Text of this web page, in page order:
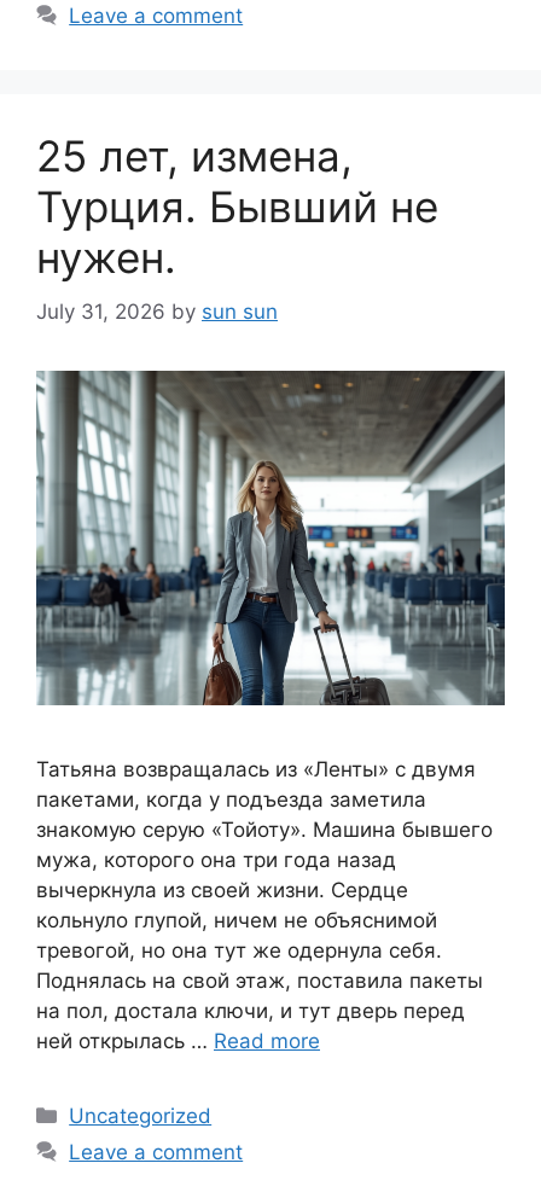
Leave a comment
25 лет, измена,
Турция. Бывший не
нужен.
July 31, 2026 by sun sun
Татьяна возвращалась из «Ленты» с двумя
пакетами, когда у подъезда заметила
знакомую серую «Тойоту». Машина бывшего
мужа, которого она три года назад
вычеркнула из своей жизни. Сердце
кольнуло глупой, ничем не объяснимой
тревогой, но она тут же одернула себя.
Поднялась на свой этаж, поставила пакеты
на пол, достала ключи, и тут дверь перед
ней открылась … Read more
Categories
Uncategorized
Leave a comment